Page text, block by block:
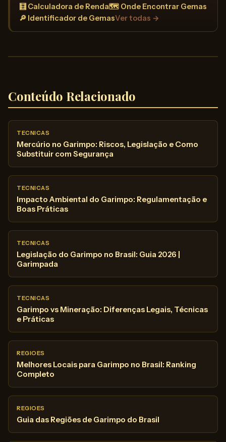
🧮 Calculadora de Renda🗺️ Onde Encontrar Gemas
🔎 Identificador de GemasVer todas →
Conteúdo Relacionado
TECNICAS
Mercúrio no Garimpo: Riscos, Legislação e Como
Substituir com Segurança
TECNICAS
Impacto Ambiental do Garimpo: Regulamentação e
Boas Práticas
TECNICAS
Legislação do Garimpo no Brasil: Guia 2026 |
Garimpada
TECNICAS
Garimpo vs Mineração: Diferenças Legais, Técnicas
e Práticas
REGIOES
Melhores Locais para Garimpo no Brasil: Ranking
Completo
REGIOES
Guia das Regiões de Garimpo do Brasil